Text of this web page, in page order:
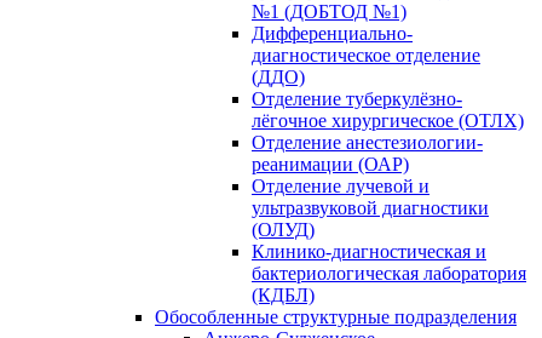
№1 (ДОБТОД №1)
Дифференциально-
диагностическое отделение
(ДДО)
Отделение туберкулёзно-
лёгочное хирургическое (ОТЛХ)
Отделение анестезиологии-
реанимации (ОАР)
Отделение лучевой и
ультразвуковой диагностики
(ОЛУД)
Клинико-диагностическая и
бактериологическая лаборатория
(КДБЛ)
Обособленные структурные подразделения